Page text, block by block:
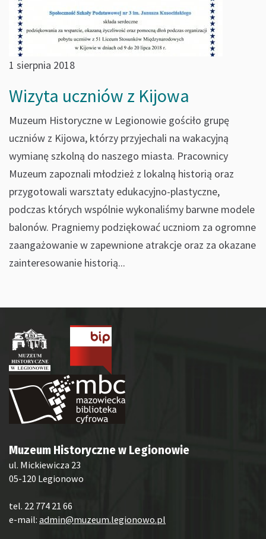
1 sierpnia 2018
Wizyta uczniów z Kijowa
Muzeum Historyczne w Legionowie gościło grupę
uczniów z Kijowa, którzy przyjechali na wakacyjną
wymianę szkolną do naszego miasta. Pracownicy
Muzeum zapoznali młodzież z lokalną historią oraz
przygotowali warsztaty edukacyjno-plastyczne,
podczas których wspólnie wykonaliśmy barwne modele
balonów. Pragniemy podziękować uczniom za ogromne
zaangażowanie w zapewnione atrakcje oraz za okazane
zainteresowanie historią...
Muzeum Historyczne w Legionowie
ul. Mickiewicza 23
05-120 Legionowo
tel. 22 774 21 66
e-mail: admin@muzeum.legionowo.pl